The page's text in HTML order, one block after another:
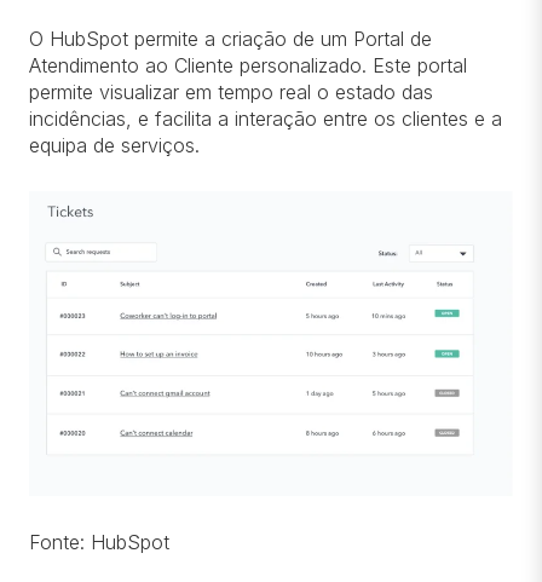
O HubSpot permite a criação de um Portal de
Atendimento ao Cliente personalizado. Este portal
permite visualizar em tempo real o estado das
incidências, e facilita a interação entre os clientes e a
equipa de serviços.
Fonte: HubSpot